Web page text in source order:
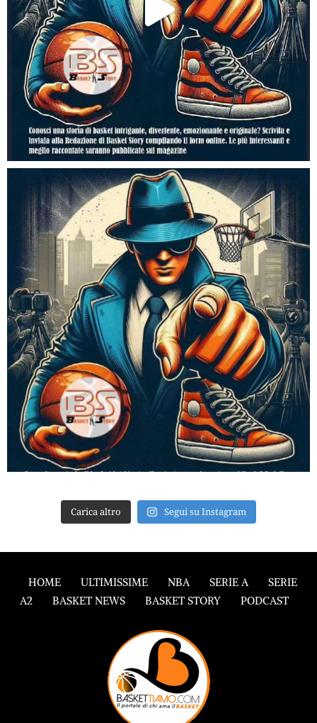
Carica altro Segui su Instagram
HOME ULTIMISSIME NBA SERIE A
SERIE
A2
BASKET NEWS BASKET STORY PODCAST